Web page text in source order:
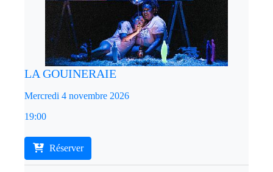
LA GOUINERAIE
Mercredi 4 novembre 2026
19:00
Réserver